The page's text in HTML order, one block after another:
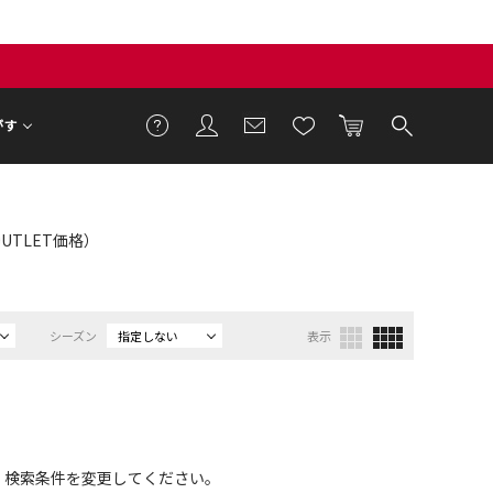
す
価格）
シーズン 指定しない 表示
索条件を変更してください。